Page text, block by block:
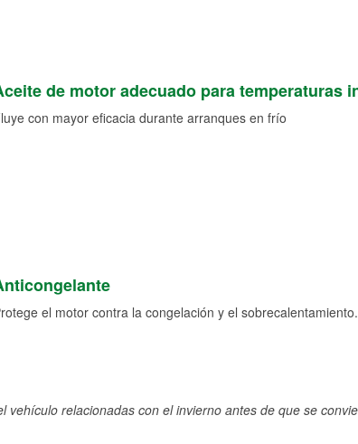
de motor adecuado para temperaturas
con mayor eficacia durante arranques en frío
el motor contra la congelación y el sobrecalentamiento.
relacionadas con el invierno antes de que se